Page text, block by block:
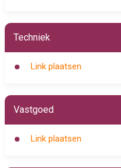
Techniek
Link plaatsen
Vastgoed
Link plaatsen